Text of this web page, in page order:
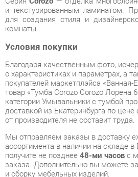
Условия покупки
Благодаря качественным фото,
о характеристиках и параметрах, а
товар «Тумба Corozo Corozo Лорена 60
доставкой из Екатеринбурга по цене
от производителя не составит труда.
Мы отправляем заказы в доставку
ассортимента в наличии на складе в
получите не позднее48-ми часов с
заказа. Дополнительно вы можете
Срок доставки в другие регионы, и для
на складах производителей,
Уточнить наличие, срок и стоимость
через формуобратной связи.